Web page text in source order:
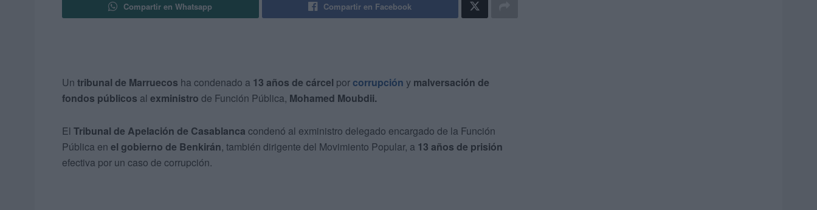
Compartir en Whatsapp Compartir en Facebook
Un tribunal de Marruecos ha condenado a 13 años de cárcel porcorrupción y malversación de
fondos públicos al exministro de Función Pública, Mohamed Moubdii.
El Tribunal de Apelación de Casablanca condenó al exministro delegado encargado de la Función
Pública en el gobierno de Benkirán, también dirigente del Movimiento Popular, a 13 años de prisión
efectiva por un caso de corrupción.